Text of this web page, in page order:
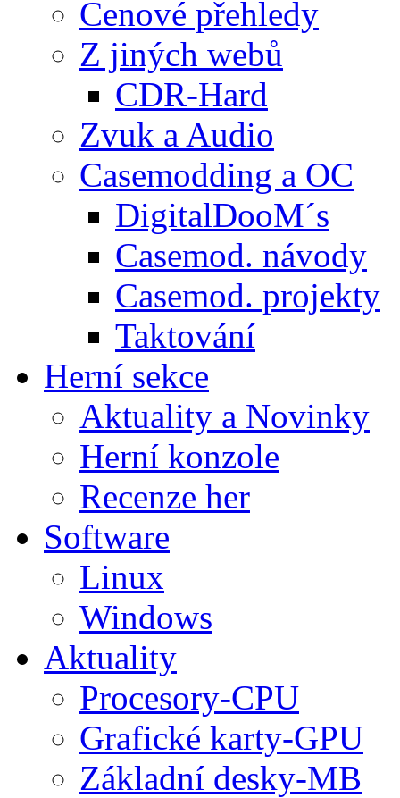
Cenové přehledy
Z jiných webů
CDR-Hard
Zvuk a Audio
Casemodding a OC
DigitalDooM´s
Casemod. návody
Casemod. projekty
Taktování
Herní sekce
Aktuality a Novinky
Herní konzole
Recenze her
Software
Linux
Windows
Aktuality
Procesory-CPU
Grafické karty-GPU
Základní desky-MB